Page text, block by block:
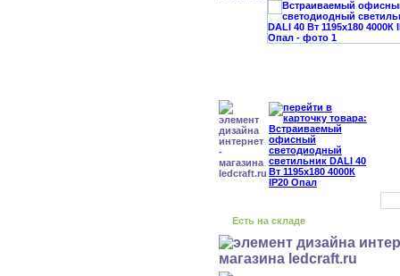
Есть на складе